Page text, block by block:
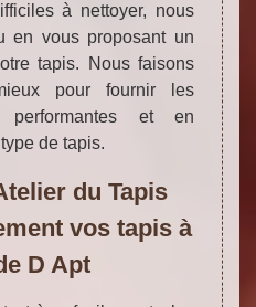
à nettoyer, nous
en vous proposant un
tapis. Nous faisons
pour fournir les
et en
de tapis.
du Tapis
vos tapis à
D Apt